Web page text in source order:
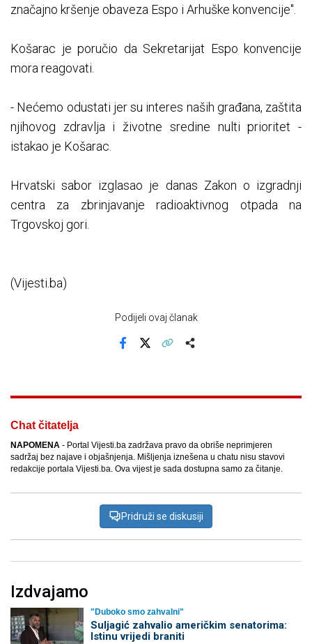
značajno kršenje obaveza Espo i Arhuške konvencije".
Košarac je poručio da Sekretarijat Espo konvencije
mora reagovati.
- Nećemo odustati jer su interes naših građana, zaštita
njihovog zdravlja i životne sredine nulti prioritet -
istakao je Košarac.
Hrvatski sabor izglasao je danas Zakon o izgradnji
centra za zbrinjavanje radioaktivnog otpada na
Trgovskoj gori.
(Vijesti.ba)
Podijeli ovaj članak
Chat čitatelja
NAPOMENA - Portal Vijesti.ba zadržava pravo da obriše neprimjeren
sadržaj bez najave i objašnjenja. Mišljenja iznešena u chatu nisu stavovi
redakcije portala Vijesti.ba. Ova vijest je sada dostupna samo za čitanje.
Pridruži se diskusiji
Izdvajamo
"Duboko smo zahvalni"
Suljagić zahvalio američkim senatorima:
Istinu vrijedi braniti